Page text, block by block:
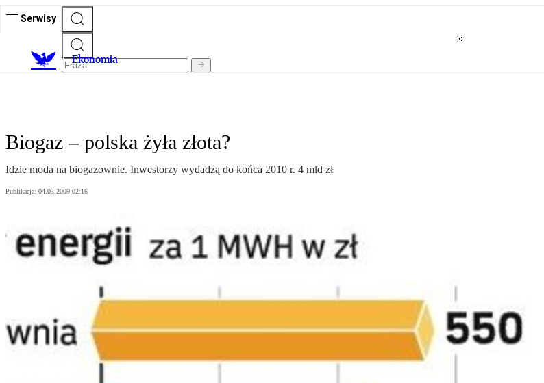
Serwisy
Ekonomia
Biogaz – polska żyła złota?
Idzie moda na biogazownie. Inwestorzy wydadzą do końca 2010 r. 4 mld zł
Publikacja: 04.03.2009 02:16